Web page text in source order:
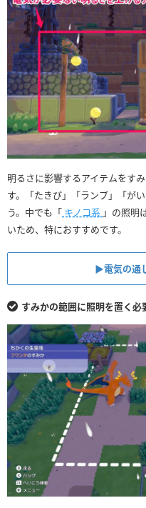
明るさに影響するアイテムをす
す。「たきび」「ランプ」「が
う。中でも「 キノコ系 」の照明
いため、特におすすめです。
▶︎電気の通
すみかの範囲に照明を置く必